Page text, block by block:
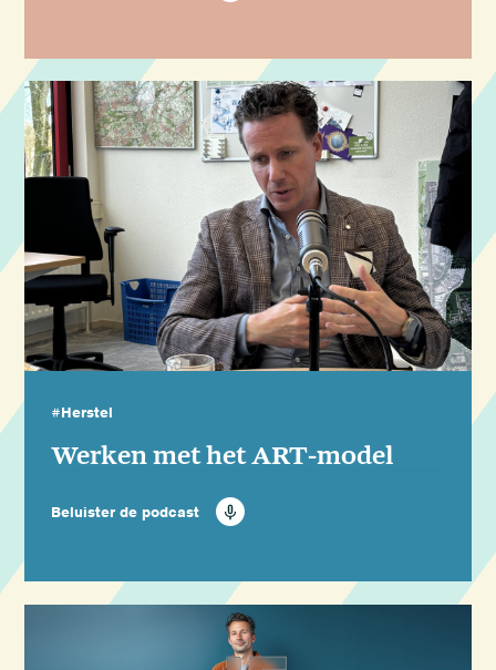
#Herstel
Werken met het ART-model
Beluister de podcast